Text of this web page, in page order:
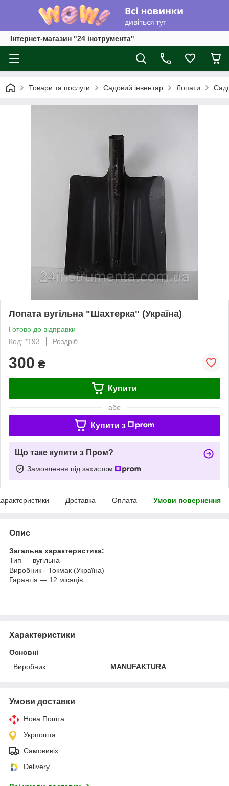
Інтернет-магазин "24 інструмента"
Товари та послуги Садовий інвентар Лопати
Лопата вугільна "Шахтерка" (Україна)
Готово до відправки
Код: *193
Роздріб
300 ₴
Купити
або
Купити з
Що таке купити з Пром?
Замовлення під захистом
Доставка Оплата Умови повернення
Опис
Загальна характеристика:
Тип — вугільна
Виробник - Токмак (Україна)
Гарантія — 12 місяців
Характеристики
Основні
Виробник
MANUFAKTURA
Умови доставки
Нова Пошта
Укрпошта
Самовивіз
Delivery